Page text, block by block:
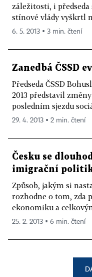
záležitosti, i
stínové vlády vyškrtl
6. 5. 2013 ▪ 3 min. čtení
Zanedbá ČSSD
Předseda ČSSD
2013 představil
posledním sjezdu
29. 4. 2013 ▪ 2 min. čtení
Česku se
imigrační
Způsob, jakým si
rozhodne o tom, zda
ekonomiku a
25. 2. 2013 ▪ 6 min. čtení